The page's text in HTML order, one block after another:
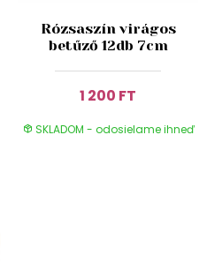
Rózsaszín virágos
betűző 12db 7cm
1 200 FT
SKLADOM - odosielame ihneď